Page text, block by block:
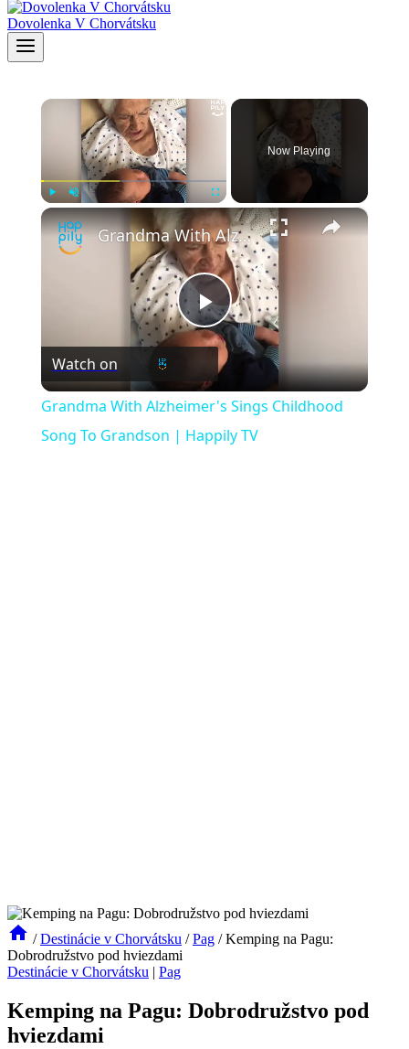
Dovolenka V Chorvátsku
×
Fullscreen
Now Playing
×
Play
Video
Grandma With Alzheimer's Sings Childhood Song To Grandson | Happily TV
Watch on
Grandma With Alzheimer's Sings Childhood
Song To Grandson | Happily TV
/ Destinácie v Chorvátsku / Pag / Kemping na Pagu:
Dobrodružstvo pod hviezdami
Destinácie v Chorvátsku | Pag
Kemping na Pagu: Dobrodružstvo pod
hviezdami